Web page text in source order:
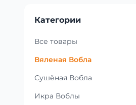
Категории
Все товары
Вяленая Вобла
Сушёная Вобла
Икра Воблы